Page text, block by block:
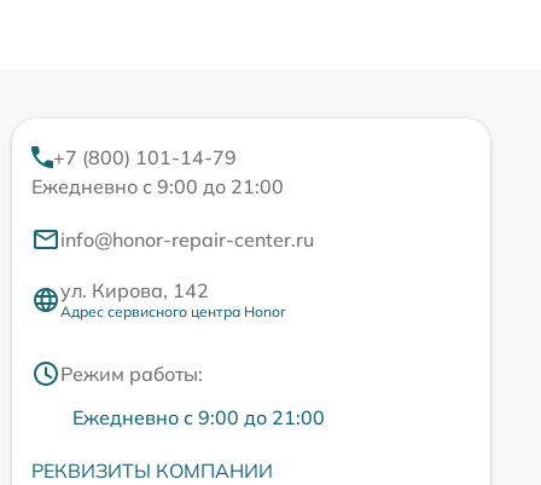
+7 (800) 101-14-79
Ежедневно с 9:00 до 21:00
info@honor-repair-center.ru
ул. Кирова, 142
Адрес сервисного центра Honor
Режим работы:
Ежедневно с 9:00 до 21:00
РЕКВИЗИТЫ КОМПАНИИ